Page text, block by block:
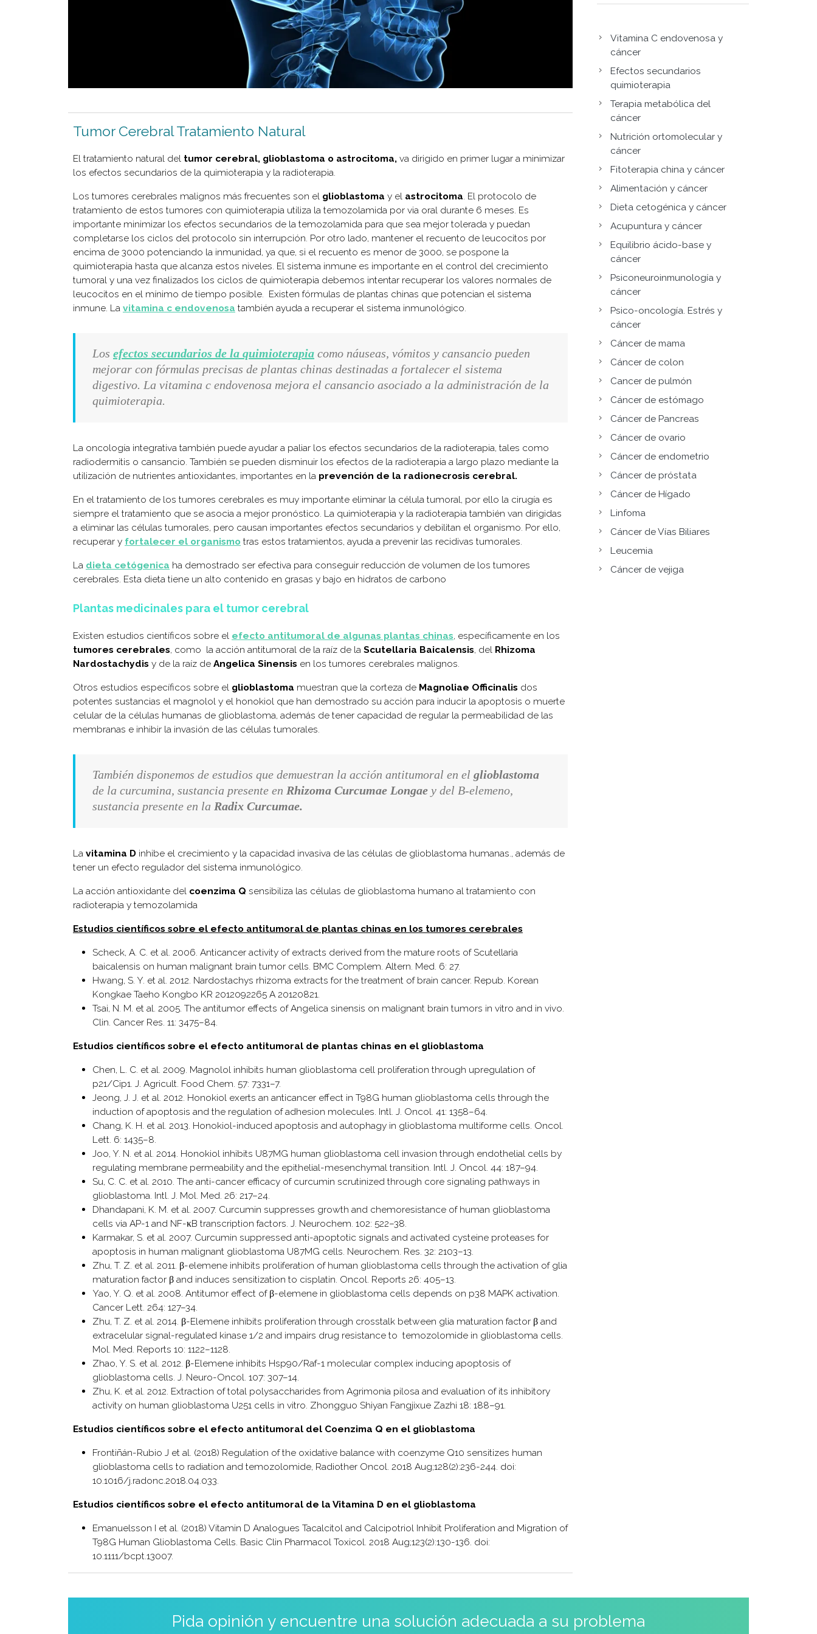
Tumor Cerebral Tratamiento Natural
El tratamiento natural del tumor cerebral, glioblastoma o astrocitoma, va dirigido en primer lugar a minimizar
los efectos secundarios de la quimioterapia y la radioterapia.
Los tumores cerebrales malignos más frecuentes son el glioblastoma y el astrocitoma. El protocolo de
tratamiento de estos tumores con quimioterapia utiliza la temozolamida por via oral durante 6 meses. Es
importante minimizar los efectos secundarios de la temozolamida para que sea mejor tolerada y puedan
completarse los ciclos del protocolo sin interrupción. Por otro lado, mantener el recuento de leucocitos por
encima de 3000 potenciando la inmunidad, ya que, si el recuento es menor de 3000, se pospone la
quimioterapia hasta que alcanza estos niveles. El sistema inmune es importante en el control del crecimiento
tumoral y una vez finalizados los ciclos de quimioterapia debemos intentar recuperar los valores normales de
leucocitos en el mínimo de tiempo posible. Existen fórmulas de plantas chinas que potencian el sistema
inmune. La vitamina c endovenosa también ayuda a recuperar el sistema inmunológico.
Los efectos secundarios de la quimioterapia como náuseas, vómitos y cansancio pueden
mejorar con fórmulas precisas de plantas chinas destinadas a fortalecer el sistema
digestivo. La vitamina c endovenosa mejora el cansancio asociado a la administración de la
quimioterapia.
La oncología integrativa también puede ayudar a paliar los efectos secundarios de la radioterapia, tales como
radiodermitis o cansancio. También se pueden disminuir los efectos de la radioterapia a largo plazo mediante la
utilización de nutrientes antioxidantes, importantes en la prevención de la radionecrosis cerebral.
En el tratamiento de los tumores cerebrales es muy importante eliminar la célula tumoral, por ello la cirugía es
siempre el tratamiento que se asocia a mejor pronóstico. La quimioterapia y la radioterapia también van dirigidas
a eliminar las células tumorales, pero causan importantes efectos secundarios y debilitan el organismo. Por ello,
recuperar y fortalecer el organismo tras estos tratamientos, ayuda a prevenir las recidivas tumorales.
La dieta cetógenica ha demostrado ser efectiva para conseguir reducción de volumen de los tumores
cerebrales. Esta dieta tiene un alto contenido en grasas y bajo en hidratos de carbono
Plantas medicinales para el tumor cerebral
Existen estudios científicos sobre el efecto antitumoral de algunas plantas chinas, específicamente en los
tumores cerebrales, como la acción antitumoral de la raíz de la Scutellaria Baicalensis, del Rhizoma
Nardostachydis y de la raíz de Angelica Sinensis en los tumores cerebrales malignos.
Otros estudios específicos sobre el glioblastoma muestran que la corteza de Magnoliae Officinalis dos
potentes sustancias el magnolol y el honokiol que han demostrado su acción para inducir la apoptosis o muerte
celular de la células humanas de glioblastoma, además de tener capacidad de regular la permeabilidad de las
membranas e inhibir la invasión de las células tumorales.
También disponemos de estudios que demuestran la acción antitumoral en el glioblastoma
de la curcumina, sustancia presente en Rhizoma Curcumae Longae y del B-elemeno,
sustancia presente en la Radix Curcumae.
La vitamina D inhibe el crecimiento y la capacidad invasiva de las células de glioblastoma humanas., además de
tener un efecto regulador del sistema inmunológico.
La acción antioxidante del coenzima Q sensibiliza las células de glioblastoma humano al tratamiento con
radioterapia y temozolamida
Estudios científicos sobre el efecto antitumoral de plantas chinas en los tumores cerebrales
Scheck, A. C. et al. 2006. Anticancer activity of extracts derived from the mature roots of Scutellaria
baicalensis on human malignant brain tumor cells. BMC Complem. Altern. Med. 6: 27.
Hwang, S. Y. et al. 2012. Nardostachys rhizoma extracts for the treatment of brain cancer. Repub. Korean
Kongkae Taeho Kongbo KR 2012092265 A 20120821.
Tsai, N. M. et al. 2005. The antitumor effects of Angelica sinensis on malignant brain tumors in vitro and in vivo.
Clin. Cancer Res. 11: 3475–84.
Estudios científicos sobre el efecto antitumoral de plantas chinas en el glioblastoma
Chen, L. C. et al. 2009. Magnolol inhibits human glioblastoma cell proliferation through upregulation of
p21/Cip1. J. Agricult. Food Chem. 57: 7331–7.
Jeong, J. J. et al. 2012. Honokiol exerts an anticancer effect in T98G human glioblastoma cells through the
induction of apoptosis and the regulation of adhesion molecules. Intl. J. Oncol. 41: 1358–64.
Chang, K. H. et al. 2013. Honokiol-induced apoptosis and autophagy in glioblastoma multiforme cells. Oncol.
Lett. 6: 1435–8.
Joo, Y. N. et al. 2014. Honokiol inhibits U87MG human glioblastoma cell invasion through endothelial cells by
regulating membrane permeability and the epithelial-mesenchymal transition. Intl. J. Oncol. 44: 187–94.
Su, C. C. et al. 2010. The anti-cancer efficacy of curcumin scrutinized through core signaling pathways in
glioblastoma. Intl. J. Mol. Med. 26: 217–24.
Dhandapani, K. M. et al. 2007. Curcumin suppresses growth and chemoresistance of human glioblastoma
cells via AP-1 and NF-κB transcription factors. J. Neurochem. 102: 522–38.
Karmakar, S. et al. 2007. Curcumin suppressed anti-apoptotic signals and activated cysteine proteases for
apoptosis in human malignant glioblastoma U87MG cells. Neurochem. Res. 32: 2103–13.
Zhu, T. Z. et al. 2011. β-elemene inhibits proliferation of human glioblastoma cells through the activation of glia
maturation factor β and induces sensitization to cisplatin. Oncol. Reports 26: 405–13.
Yao, Y. Q. et al. 2008. Antitumor effect of β-elemene in glioblastoma cells depends on p38 MAPK activation.
Cancer Lett. 264: 127–34.
Zhu, T. Z. et al. 2014. β-Elemene inhibits proliferation through crosstalk between glia maturation factor β and
extracelular signal-regulated kinase 1/2 and impairs drug resistance to temozolomide in glioblastoma cells.
Mol. Med. Reports 10: 1122–1128.
Zhao, Y. S. et al. 2012. β-Elemene inhibits Hsp90/Raf-1 molecular complex inducing apoptosis of
glioblastoma cells. J. Neuro-Oncol. 107: 307–14.
Zhu, K. et al. 2012. Extraction of total polysaccharides from Agrimonia pilosa and evaluation of its inhibitory
activity on human glioblastoma U251 cells in vitro. Zhongguo Shiyan Fangjixue Zazhi 18: 188–91.
Estudios científicos sobre el efecto antitumoral del Coenzima Q en el glioblastoma
Frontiñán-Rubio J et al. (2018) Regulation of the oxidative balance with coenzyme Q10 sensitizes human
glioblastoma cells to radiation and temozolomide, Radiother Oncol. 2018 Aug;128(2):236-244. doi:
10.1016/j.radonc.2018.04.033.
Estudios científicos sobre el efecto antitumoral de la Vitamina D en el glioblastoma
Emanuelsson I et al. (2018) Vitamin D Analogues Tacalcitol and Calcipotriol Inhibit Proliferation and Migration of
T98G Human Glioblastoma Cells. Basic Clin Pharmacol Toxicol. 2018 Aug;123(2):130-136. doi:
10.1111/bcpt.13007.
Vitamina C endovenosa y
cáncer
Efectos secundarios
quimioterapia
Terapia metabólica del
cáncer
Nutrición ortomolecular y
cáncer
Fitoterapia china y cáncer
Alimentación y cáncer
Dieta cetogénica y cáncer
Acupuntura y cáncer
Equilibrio ácido-base y
cáncer
Psiconeuroinmunología y
cáncer
Psico-oncología. Estrés y
cáncer
Cáncer de mama
Cáncer de colon
Cancer de pulmón
Cáncer de estómago
Cáncer de Pancreas
Cáncer de ovario
Cáncer de endometrio
Cáncer de próstata
Cáncer de Hígado
Linfoma
Cáncer de Vías Biliares
Leucemia
Cáncer de vejiga
Pida opinión y encuentre una solución adecuada a su problema